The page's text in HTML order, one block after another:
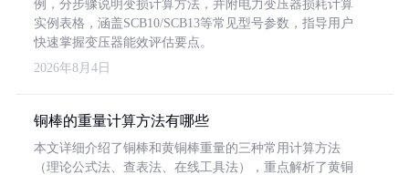
例，分步骤说明变损计算方法，并附电力变压器损耗计算
实例表格，涵盖SCB10/SCB13等常见型号参数，指导用户
快速掌握变压器能效评估要点。
2026年8月4日
铜棒的重量计算方法有哪些
本文详细介绍了铜棒和黄铜棒重量的三种常用计算方法
（理论公式法、查表法、在线工具法），重点解析了黄铜